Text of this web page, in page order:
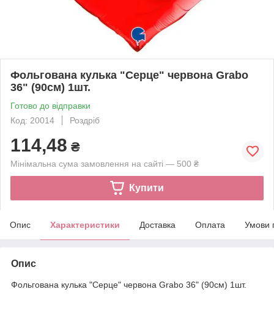
Фольгована кулька "Серце" червона Grabo
36" (90см) 1шт.
Готово до відправки
Код: 20014
Роздріб
114,48 ₴
Мінімальна сума замовлення на сайті — 500 ₴
Купити
Опис Характеристики Доставка Оплата Умови
Опис
Фольгована кулька "Серце" червона Grabo 36" (90см) 1шт.